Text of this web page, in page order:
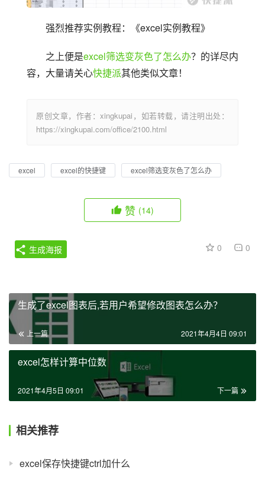
强烈推荐实例教程：《excel实例教程》
之上便是excel筛选变灰色了怎么办？的详尽内
容，大量请关心快捷派其他类似文章！
原创文章，作者：xingkupai，如若转载，请注明出处：
https://xingkupai.com/office/2100.html
excel excel的快捷键 excel筛选变灰色了怎么办
赞 (14)
0 0
生成海报
生成了excel图表后,若用户希望修改图表怎么办？
上一篇 2021年4月4日 09:01
excel怎样计算中位数
下一篇
2021年4月5日 09:01
相关推荐
excel保存快捷键ctrl加什么